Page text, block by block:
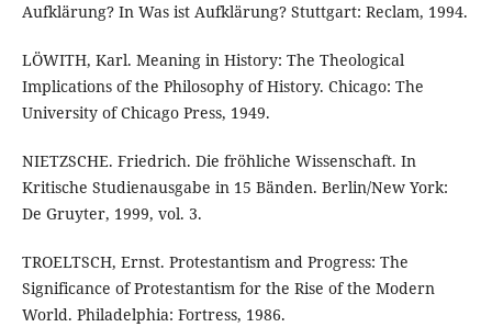
Aufklärung? In Was ist Aufklärung? Stuttgart: Reclam, 1994.
LÖWITH, Karl. Meaning in History: The Theological
Implications of the Philosophy of History. Chicago: The
University of Chicago Press, 1949.
NIETZSCHE. Friedrich. Die fröhliche Wissenschaft. In
Kritische Studienausgabe in 15 Bänden. Berlin/New York:
De Gruyter, 1999, vol. 3.
TROELTSCH, Ernst. Protestantism and Progress: The
Significance of Protestantism for the Rise of the Modern
World. Philadelphia: Fortress, 1986.